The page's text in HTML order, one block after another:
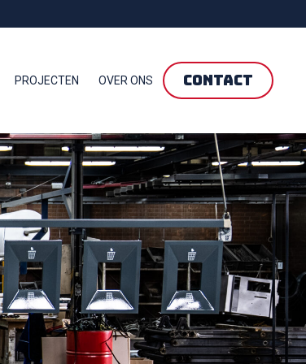
PROJECTEN OVER ONS CONTACT